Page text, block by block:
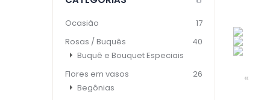
«
Ocasião
17
Rosas / Buquês
40
Buquê e Bouquet Especiais
Flores em vasos
26
Begônias